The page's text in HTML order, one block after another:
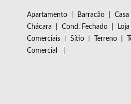
Apartamento| Barracão| Casa
Chácara
Cond. Fechado| Loja
Comerciais| Sítio| Terreno|
Comercial